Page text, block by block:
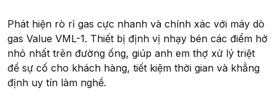
Phát hiện rò rỉ gas cực nhanh và chính xác với máy dò
gas Value VML-1. Thiết bị định vị nhạy bén các điểm hở
nhỏ nhất trên đường ống, giúp anh em thợ xử lý triệt
để sự cố cho khách hàng, tiết kiệm thời gian và khẳng
định uy tín làm nghề.